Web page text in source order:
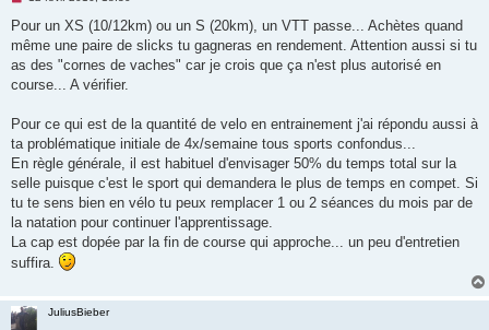
s
a
g
n
l
u
Pour un XS (10/12km) ou un S (20km), un VTT passe... Achètes quand
même une paire de slicks tu gagneras en rendement. Attention aussi si tu
as des "cornes de vaches" car je crois que ça n'est plus autorisé en
course... A vérifier.
Pour ce qui est de la quantité de velo en entrainement j'ai répondu aussi à
ta problématique initiale de 4x/semaine tous sports confondus...
En règle générale, il est habituel d'envisager 50% du temps total sur la
selle puisque c'est le sport qui demandera le plus de temps en compet. Si
tu te sens bien en vélo tu peux remplacer 1 ou 2 séances du mois par de
la natation pour continuer l'apprentissage.
La cap est dopée par la fin de course qui approche... un peu d'entretien
suffira.
JuliusBieber